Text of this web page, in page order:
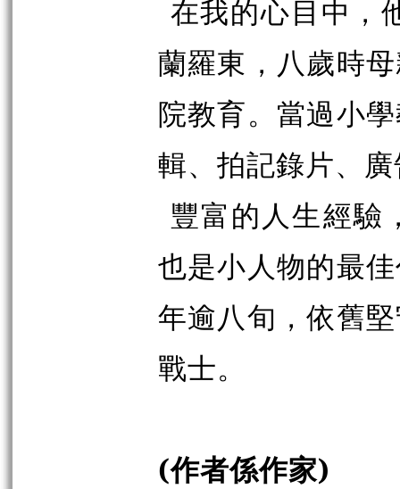
在我的心目中，
蘭羅東，八歲時
院教育。當過小
輯、拍記錄片、
豐富的人生經驗
也是小人物的最
年逾八旬，依舊
戰士。
(作者係作家)